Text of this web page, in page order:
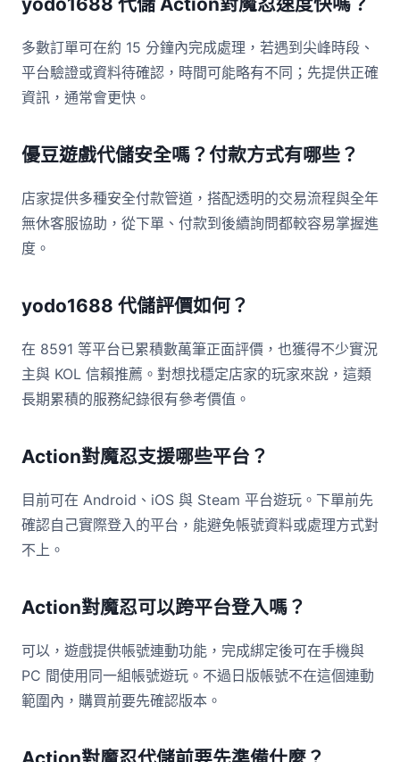
多數訂單可在約 15 分鐘內完成處理，若遇到尖峰時段、
平台驗證或資料待確認，時間可能略有不同；先提供正確
資訊，通常會更快。
優豆遊戲代儲安全嗎？付款方式有哪些？
店家提供多種安全付款管道，搭配透明的交易流程與全年
無休客服協助，從下單、付款到後續詢問都較容易掌握進
度。
yodo1688 代儲評價如何？
在 8591 等平台已累積數萬筆正面評價，也獲得不少實況
主與 KOL 信賴推薦。對想找穩定店家的玩家來說，這類
長期累積的服務紀錄很有參考價值。
Action對魔忍支援哪些平台？
目前可在 Android、iOS 與 Steam 平台遊玩。下單前先
確認自己實際登入的平台，能避免帳號資料或處理方式對
不上。
Action對魔忍可以跨平台登入嗎？
可以，遊戲提供帳號連動功能，完成綁定後可在手機與
PC 間使用同一組帳號遊玩。不過日版帳號不在這個連動
範圍內，購買前要先確認版本。